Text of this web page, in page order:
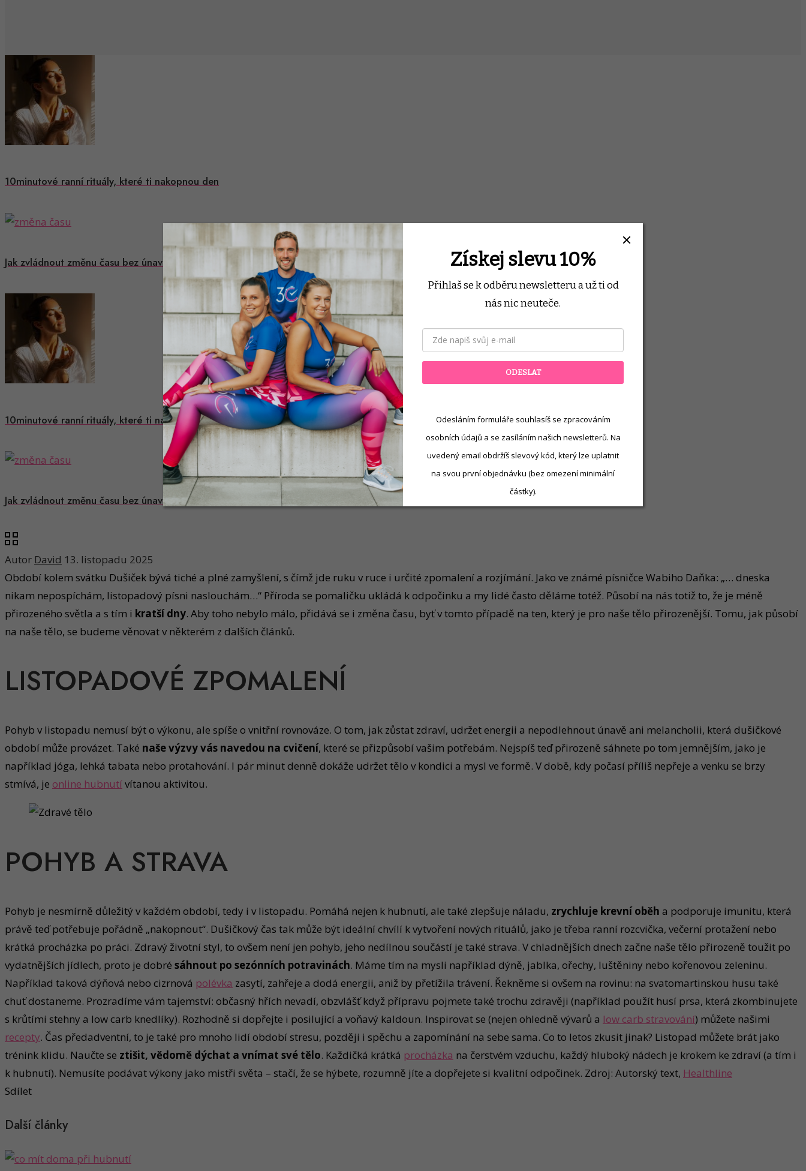
10minutové ranní rituály, které ti nakopnou den
Jak zvládnout změnu času bez únavy: Když nás hodiny rozhodí
10minutové ranní rituály, které ti nakopnou den
Jak zvládnout změnu času bez únavy: Když nás hodiny rozhodí
Autor David 13. listopadu 2025
Období kolem svátku Dušiček bývá tiché a plné zamyšlení, s čímž jde ruku v ruce i určité zpomalení a rozjímání. Jako ve známé písničce Wabiho Daňka: „… dneska
nikam nepospíchám, listopadový písni naslouchám…“ Příroda se pomaličku ukládá k odpočinku a my lidé často děláme totéž. Působí na nás totiž to, že je méně
přirozeného světla a s tím i kratší dny. Aby toho nebylo málo, přidává se i změna času, byť v tomto případě na ten, který je pro naše tělo přirozenější. Tomu, jak působí
na naše tělo, se budeme věnovat v některém z dalších článků.
LISTOPADOVÉ ZPOMALENÍ
Pohyb v listopadu nemusí být o výkonu, ale spíše o vnitřní rovnováze. O tom, jak zůstat zdraví, udržet energii a nepodlehnout únavě ani melancholii, která dušičkové
období může provázet. Také naše výzvy vás navedou na cvičení, které se přizpůsobí vašim potřebám. Nejspíš teď přirozeně sáhnete po tom jemnějším, jako je
například jóga, lehká tabata nebo protahování. I pár minut denně dokáže udržet tělo v kondici a mysl ve formě. V době, kdy počasí příliš nepřeje a venku se brzy
stmívá, je online hubnutívítanou aktivitou.
POHYB A STRAVA
Pohyb je nesmírně důležitý v každém období, tedy i v listopadu. Pomáhá nejen k hubnutí, ale také zlepšuje náladu, zrychluje krevní oběh a podporuje imunitu, která
právě teď potřebuje pořádně „nakopnout“. Dušičkový čas tak může být ideální chvílí k vytvoření nových rituálů, jako je třeba ranní rozcvička, večerní protažení nebo
krátká procházka po práci. Zdravý životní styl, to ovšem není jen pohyb, jeho nedílnou součástí je také strava. V chladnějších dnech začne naše tělo přirozeně toužit po
vydatnějších jídlech, proto je dobré sáhnout po sezónních potravinách. Máme tím na mysli například dýně, jablka, ořechy, luštěniny nebo kořenovou zeleninu.
Například taková dýňová nebo cizrnová polévka zasytí, zahřeje a dodá energii, aniž by přetížila trávení. Řekněme si ovšem na rovinu: na svatomartinskou husu také
chuť dostaneme. Prozradíme vám tajemství: občasný hřích nevadí, obzvlášť když přípravu pojmete také trochu zdravěji (například použít husí prsa, která zkombinujete
s krůtími stehny a low carb knedlíky). Rozhodně si dopřejte i posilující a voňavý kaldoun. Inspirovat se (nejen ohledně vývarů a low carb stravování) můžete našimi
recepty. Čas předadventní, to je také pro mnoho lidí období stresu, později i spěchu a zapomínání na sebe sama. Co to letos zkusit jinak? Listopad můžete brát jako
trénink klidu. Naučte se ztišit, vědomě dýchat a vnímat své tělo. Každičká krátká procházka na čerstvém vzduchu, každý hluboký nádech je krokem ke zdraví (a tím i
k hubnutí). Nemusíte podávat výkony jako mistři světa – stačí, že se hýbete, rozumně jíte a dopřejete si kvalitní odpočinek. Zdroj: Autorský text, Healthline
Sdílet
Další články
Získej slevu 10%
Přihlaš se k odběru newsletterua už ti od
nás nic neuteče.
ODESLAT
Odesláním formuláře souhlasíš se zpracováním
osobních údajů a se zasíláním našich newsletterů. Na
uvedený email obdržíš slevový kód, který lze uplatnit
na svou první objednávku (bez omezení minimální
částky).